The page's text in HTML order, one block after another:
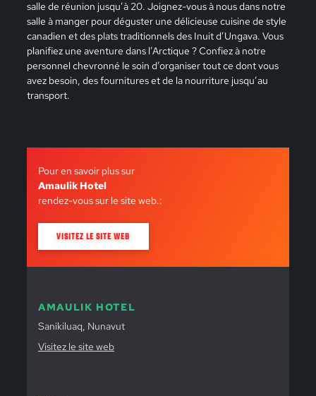
salle de réunion jusqu’à 20. Joignez-vous à nous dans notre
salle à manger pour déguster une délicieuse cuisine de style
canadien et des plats traditionnels des Inuit d’Ungava. Vous
planifiez une aventure dans l’Arctique ? Confiez à notre
personnel chevronné le soin d’organiser tout ce dont vous
avez besoin, des fournitures et de la nourriture jusqu’au
transport.
Pour en savoir plus sur
Amaulik Hotel
rendez-vous sur le site web.:
VISITEZ LE SITE WEB
AMAULIK HOTEL
Sanikiluaq, Nunavut
Visitez le site web